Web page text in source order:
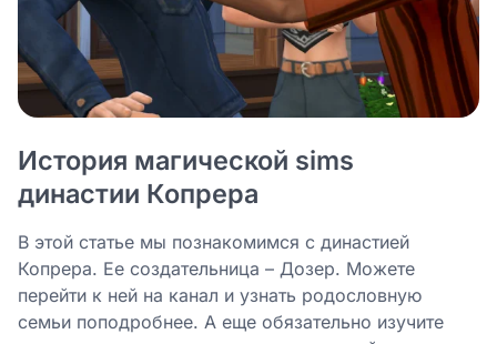
История магической sims
династии Копрера
В этой статье мы познакомимся с династией
Копрера. Ее создательница – Дозер. Можете
перейти к ней на канал и узнать родословную
семьи поподробнее. А еще обязательно изучите